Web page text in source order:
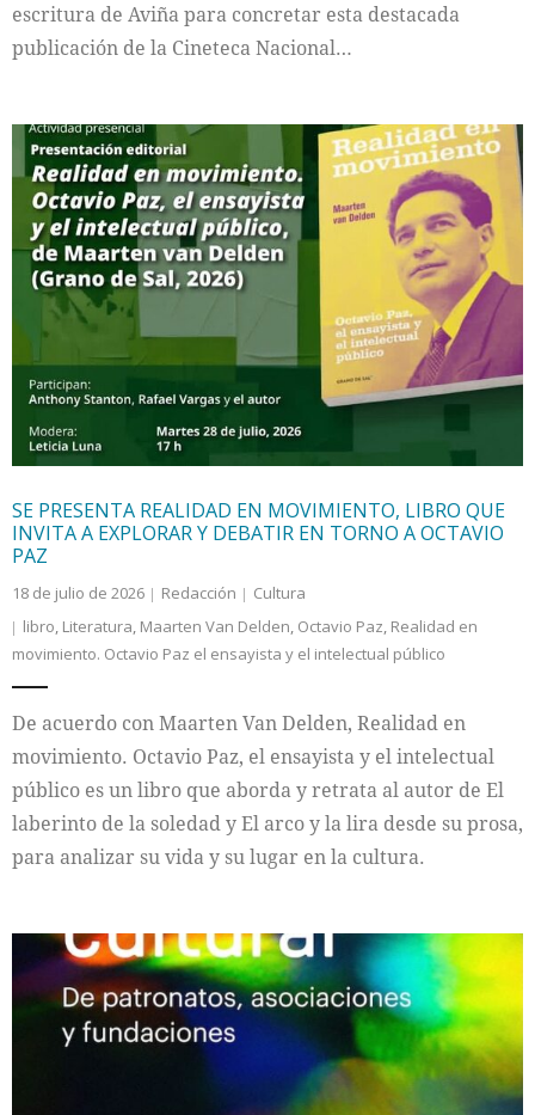
escritura de Aviña para concretar esta destacada
publicación de la Cineteca Nacional…
SE PRESENTA REALIDAD EN MOVIMIENTO, LIBRO QUE
INVITA A EXPLORAR Y DEBATIR EN TORNO A OCTAVIO
PAZ
18 de julio de 2026 Redacción
Cultura
libro, Literatura, Maarten Van Delden, Octavio Paz, Realidad en
movimiento. Octavio Paz el ensayista y el intelectual público
De acuerdo con Maarten Van Delden, Realidad en
movimiento. Octavio Paz, el ensayista y el intelectual
público es un libro que aborda y retrata al autor de El
laberinto de la soledad y El arco y la lira desde su prosa,
para analizar su vida y su lugar en la cultura.